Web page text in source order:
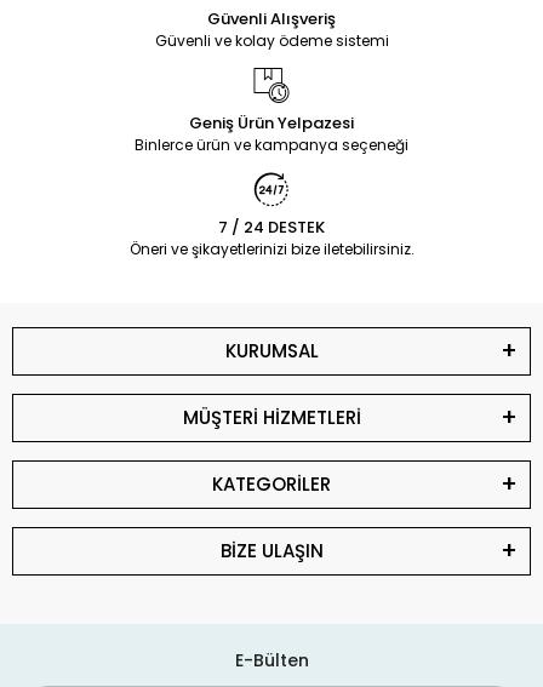
Güvenli Alışveriş
Güvenli ve kolay ödeme sistemi
Geniş Ürün Yelpazesi
Binlerce ürün ve kampanya seçeneği
7 / 24 DESTEK
Öneri ve şikayetlerinizi bize iletebilirsiniz.
KURUMSAL
MÜŞTERİ HİZMETLERİ
KATEGORİLER
BİZE ULAŞIN
E-Bülten